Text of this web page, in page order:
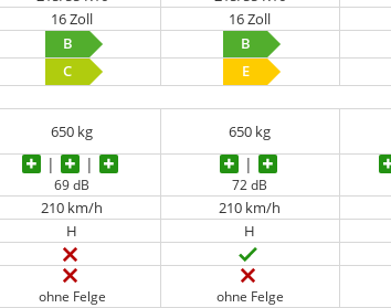
16 Zoll 16 Zoll
B B
C E
650 kg 650 kg
69 dB 72 dB
210 km/h 210 km/h
H H
ohne Felge ohne Felge